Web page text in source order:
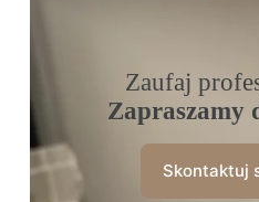
Zaufaj
Zapraszamy
Skontaktuj